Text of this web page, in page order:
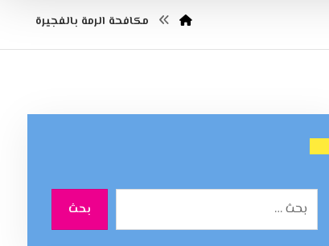
مكافحة الرمة بالفجيرة
بحث